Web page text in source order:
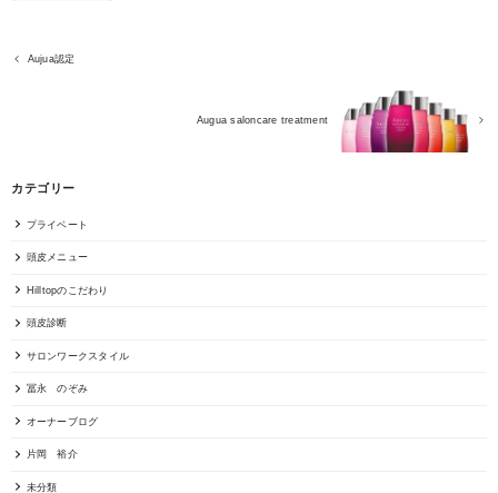
Aujua認定
Augua saloncare treatment
カテゴリー
プライベート
頭皮メニュー
Hilltopのこだわり
頭皮診断
サロンワークスタイル
冨永 のぞみ
オーナーブログ
片岡 裕介
未分類